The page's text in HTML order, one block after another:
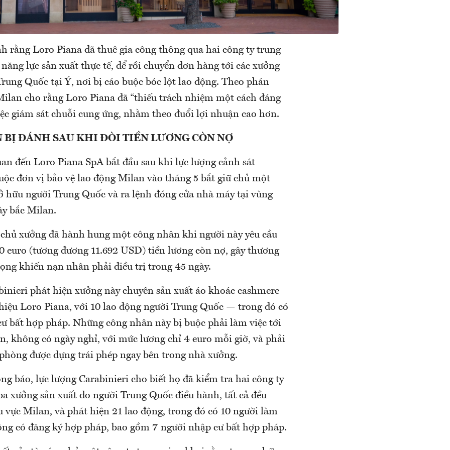
rằng Loro Piana đã thuê gia công thông qua hai công ty trung
lực sản xuất thực tế, để rồi chuyển đơn hàng tới các xưởng
Quốc tại Ý, nơi bị cáo buộc bóc lột lao động. Theo phán
cho rằng Loro Piana đã “thiếu trách nhiệm một cách đáng
giám sát chuỗi cung ứng, nhằm theo đuổi lợi nhuận cao hơn.
BỊ ĐÁNH SAU KHI ĐÒI TIỀN LƯƠNG CÒN NỢ
đến Loro Piana SpA bắt đầu sau khi lực lượng cảnh sát
đơn vị bảo vệ lao động Milan vào tháng 5 bắt giữ chủ một
hữu người Trung Quốc và ra lệnh đóng cửa nhà máy tại vùng
bắc Milan.
xưởng đã hành hung một công nhân khi người này yêu cầu
euro (tương đương 11.692 USD) tiền lương còn nợ, gây thương
khiến nạn nhân phải điều trị trong 45 ngày.
phát hiện xưởng này chuyên sản xuất áo khoác cashmere
Loro Piana, với 10 lao động người Trung Quốc — trong đó có
bất hợp pháp. Những công nhân này bị buộc phải làm việc tới
không có ngày nghỉ, với mức lương chỉ 4 euro mỗi giờ, và phải
được dựng trái phép ngay bên trong nhà xưởng.
báo, lực lượng Carabinieri cho biết họ đã kiểm tra hai công ty
xưởng sản xuất do người Trung Quốc điều hành, tất cả đều
vực Milan, và phát hiện 21 lao động, trong đó có 10 người làm
có đăng ký hợp pháp, bao gồm 7 người nhập cư bất hợp pháp.